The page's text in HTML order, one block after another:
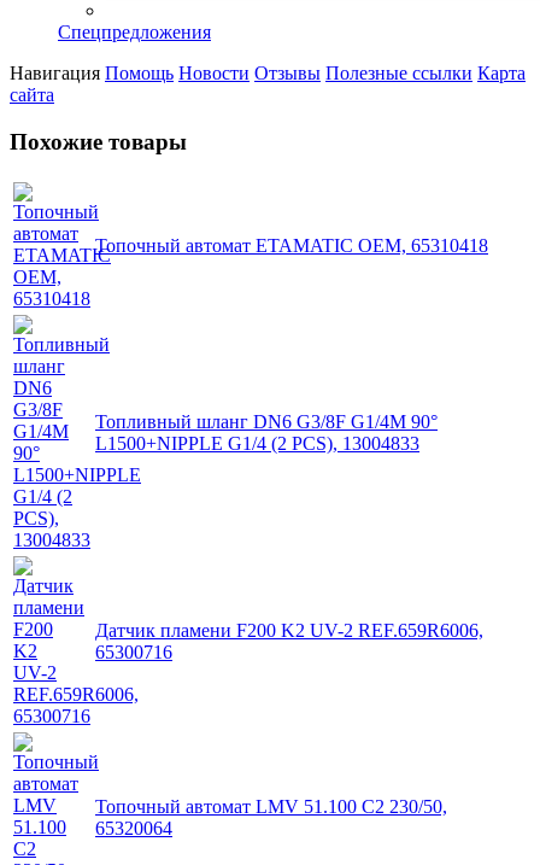
Спецпредложения
Навигация Помощь Новости Отзывы Полезные ссылки Карта
сайта
Похожие товары
Топочный автомат ETAMATIC OEM, 65310418
Топливный шланг DN6 G3/8F G1/4M 90°
L1500+NIPPLE G1/4 (2 PCS), 13004833
Датчик пламени F200 K2 UV-2 REF.659R6006,
65300716
Топочный автомат LMV 51.100 C2 230/50,
65320064